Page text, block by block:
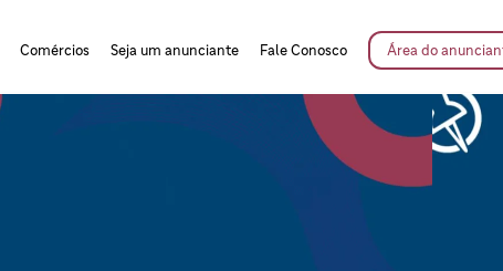
Comércios Seja um anunciante Fale Conosco Área do